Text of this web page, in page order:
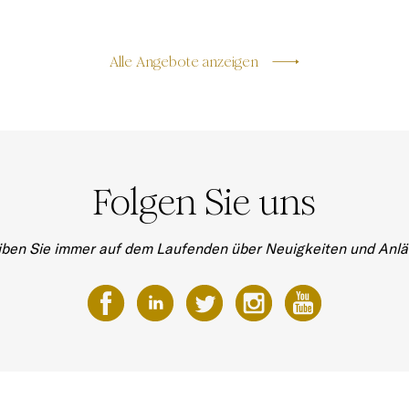
Alle Angebote anzeigen
Folgen Sie uns
Sie immer auf dem Laufenden über Neuigkeiten und